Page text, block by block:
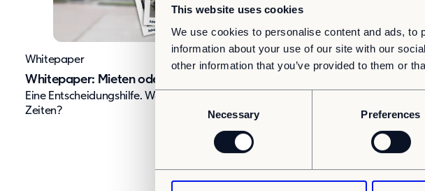
This website uses cookies
We use cookies to personalise content and ads,
information about your use of our site with our
other information that you’ve provided to them or
C
Necessary Preferences
Whitepaper: Mieten oder kaufen
Whitepaper
Eine Entscheidungshilfe. Was lohnt sich in ungewissen
Zeiten?
grünen Wiese
Whitepaper Case
Umfangreiche